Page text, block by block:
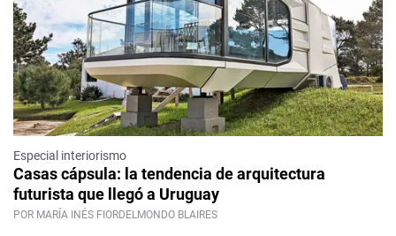
Especial interiorismo
Casas cápsula: la tendencia de arquitectura
futurista que llegó a Uruguay
POR MARÍA INÉS FIORDELMONDO BLAIRES